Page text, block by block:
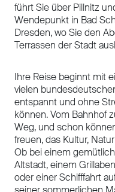
führt Sie über Pillnitz
Wendepunkt in Bad
Dresden, wo Sie den
Terrassen der Stadt
Ihre Reise beginnt mit
vielen
entspannt und ohne
können. Vom Bahnhof
Weg, und schon
freuen, das Kultur,
Ob bei einem
Altstadt, einem
oder einer Schifffahrt